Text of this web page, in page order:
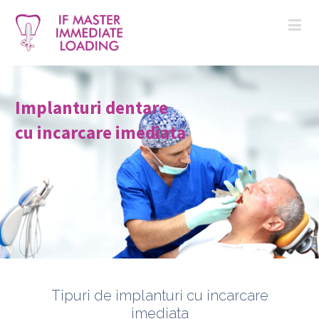
Implanturi dentare
cu incarcare imediata
Tipuri de implanturi cu incarcare
imediata